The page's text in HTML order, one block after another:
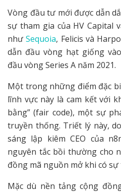
Vòng đầu tư mới được dẫn
sự tham gia của HV Capital
nhưSequoia, Felicis và
dẫn đầu vòng hạt giống
đầu vòng Series A năm 2021.
Một trong những điểm đặc
lĩnh vực này là cam kết với
bằng” (fair code), một sự
truyền thống. Triết lý này,
sáng lập kiêm CEO của
nguyên tắc bồi thường cho
đồng mã nguồn mở khi có
Mặc dù nền tảng cộng